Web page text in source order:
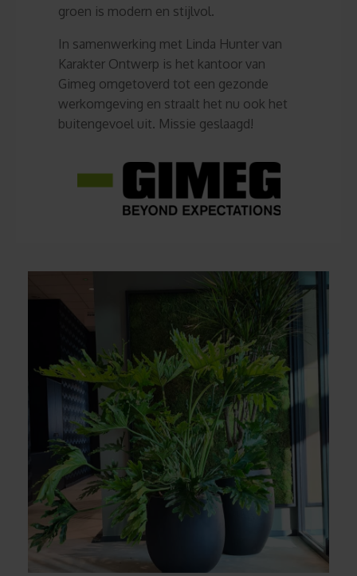
groen is modern en stijlvol.
In samenwerking met Linda Hunter van
Karakter Ontwerp is het kantoor van
Gimeg omgetoverd tot een gezonde
werkomgeving en straalt het nu ook het
buitengevoel uit. Missie geslaagd!